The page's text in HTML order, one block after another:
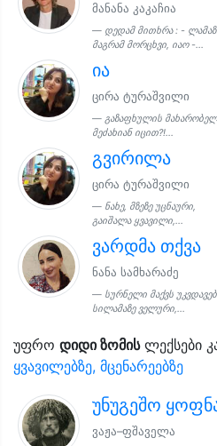
მანანა კაკაჩია
დედამ მითხრა : -
მაგრამ მორცხვი, იაო -...
ია
ცირა ტურაშვილი
გაზაფხულის
მეძახიან იცით?!...
გვირილა
ცირა ტურაშვილი
ნახე, მზეზე უცნაური,
გაიშალა ყვავილი,...
ვარდმა თქვა
ნანა სამხარაძე
სურნელი მაქვს
სილამაზე ველური,...
უფრო დიდი ზომისლექსები
ყვავილებზე, მცენარეებზე
უნუგეშო
ვაჟა–ფშაველა